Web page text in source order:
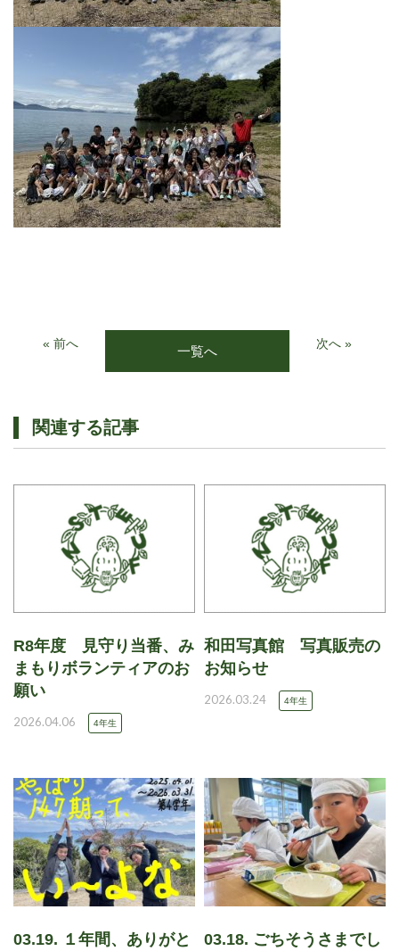
« 前へ 一覧へ 次へ »
関連する記事
R8年度 見守り当番、み
まもりボランティアのお
願い
2026.04.06 4年生
和田写真館 写真販売の
お知らせ
2026.03.24 4年生
03.19. １年間、ありがと
03.18. ごちそうさまでし